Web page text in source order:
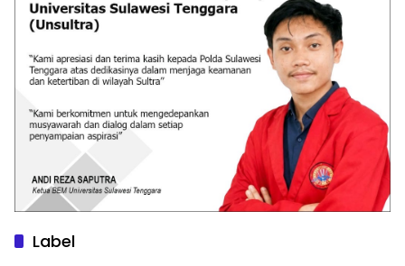
Label